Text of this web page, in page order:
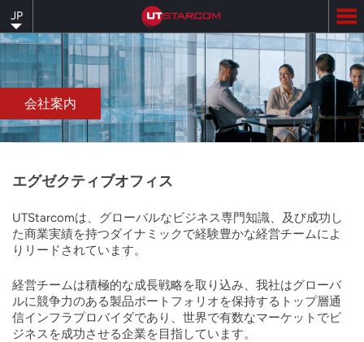
to
main
content
JP
会社案内
エグゼクティブオフィス
UTStarcomは、グローバルなビジネス専門知識、及び成功し
た商業実績を持つダイナミックで経験豊かな経営チームによ
りリードされています。
経営チームは積極的な成長戦略を取り込み、我社はグローバ
ルに競争力のある製品ポートフォリオを保持するトップ層通
信インフラプロバイダであり、世界で有数なマーケットでビ
ジネスを成功させる企業を目指しています。